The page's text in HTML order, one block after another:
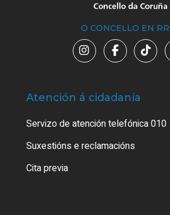
O CONCELLO EN
Atención á cidadanía
Servizo de atención telefónica 010
Suxestións e reclamacións
Cita previa